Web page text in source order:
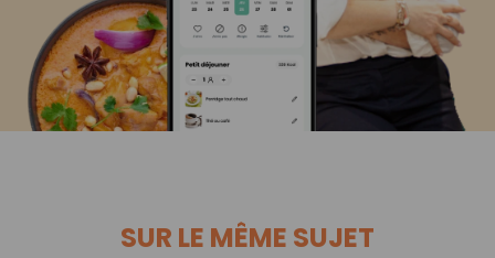
SUR LE MÊME SUJET